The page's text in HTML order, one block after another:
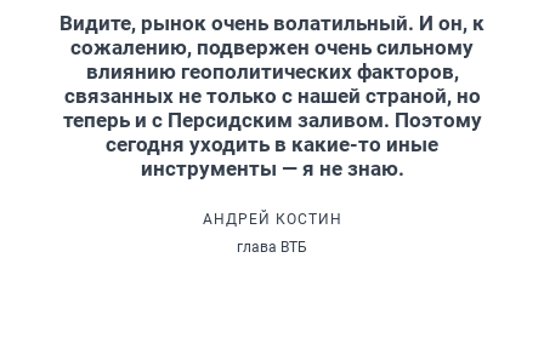
Видите, рынок очень волатильный. И он, к
сожалению, подвержен очень сильному
влиянию геополитических факторов,
связанных не только с нашей страной, но
теперь и с Персидским заливом. Поэтому
сегодня уходить в какие-то иные
инструменты — я не знаю.
АНДРЕЙ КОСТИН
глава ВТБ